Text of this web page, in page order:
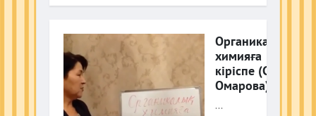
Органикалық
химияға
кіріспе (С.
Омарова)
...